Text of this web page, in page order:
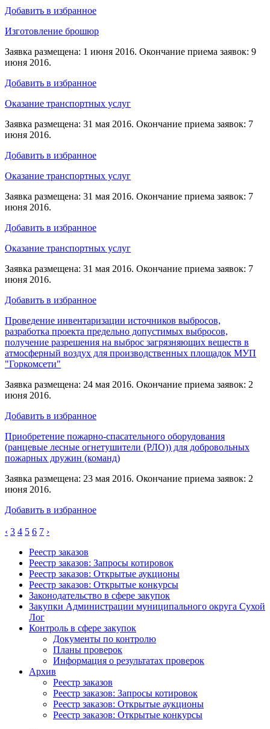
Добавить в избранное
Изготовление брошюр
Заявка размещена: 1 июня 2016. Окончание приема заявок: 9
июня 2016.
Добавить в избранное
Оказание транспортных услуг
Заявка размещена: 31 мая 2016. Окончание приема заявок: 7
июня 2016.
Добавить в избранное
Оказание транспортных услуг
Заявка размещена: 31 мая 2016. Окончание приема заявок: 7
июня 2016.
Добавить в избранное
Оказание транспортных услуг
Заявка размещена: 31 мая 2016. Окончание приема заявок: 7
июня 2016.
Добавить в избранное
Проведение инвентаризации источников выбросов,
разработка проекта предельно допустимых выбросов,
получение разрешения на выброс загрязняющих веществ в
атмосферный воздух для производственных площадок МУП
"Горкомсети"
Заявка размещена: 24 мая 2016. Окончание приема заявок: 2
июня 2016.
Добавить в избранное
Приобретение пожарно-спасательного оборудования
(ранцевые лесные огнетушители (РЛО)) для добровольных
пожарных дружин (команд)
Заявка размещена: 23 мая 2016. Окончание приема заявок: 2
июня 2016.
Добавить в избранное
‹ 3 4 5 6 7 ›
Реестр заказов
Реестр заказов: Запросы котировок
Реестр заказов: Открытые аукционы
Реестр заказов: Открытые конкурсы
Законодательство в сфере закупок
Закупки Администрации муниципального округа Сухой
Лог
Контроль в сфере закупок
Документы по контролю
Планы проверок
Информация о результатах проверок
Архив
Реестр заказов
Реестр заказов: Запросы котировок
Реестр заказов: Открытые аукционы
Реестр заказов: Открытые конкурсы